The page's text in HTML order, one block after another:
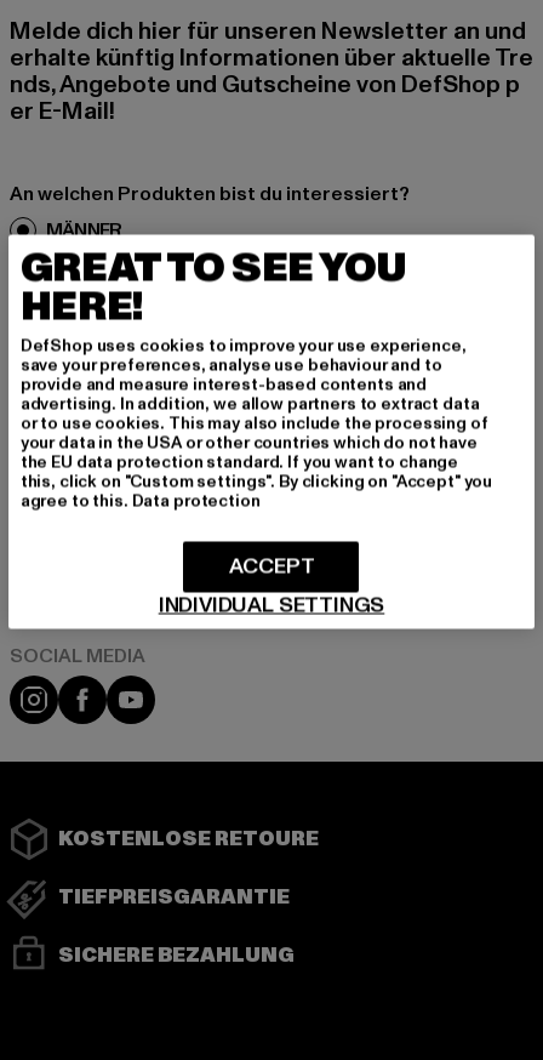
Melde dich hier für unseren Newsletter an und
erhalte künftig Informationen über aktuelle Tre
nds, Angebote und Gutscheine von DefShop p
er E-Mail!
An welchen Produkten bist du interessiert?
MÄNNER
FRAUEN
E-MAIL
ANMELDEN
Informationen dazu, wie DefShop mit Deinen Daten umgeht, findest Du
in unserer Datenschutzerklärung. Du kannst Dich jederzeit kostenfei
abmelden.Datenschutzerklärung lesen.
Play market
Instagram
FacebookYouTube
KOSTENLOSE RETOURE
TIEFPREISGARANTIE
SICHERE BEZAHLUNG
GREAT TO SEE YOU
HERE!
DefShop uses cookies to improve your use experience,
save your preferences, analyse use behaviour and to
provide and measure interest-based contents and
advertising. In addition, we allow partners to extract data
or to use cookies. This may also include the processing of
your data in the USA or other countries which do not have
the EU data protection standard. If you want to change
this, click on "Custom settings". By clicking on "Accept" you
agree to this. Data protection
INDIVIDUAL SETTINGS
ACCEPT